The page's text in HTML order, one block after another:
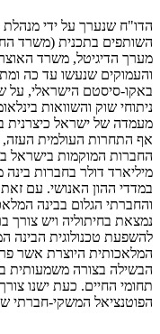
הדו"ח שנערך על ידי מנהלת
השותפים בתכנית (משרד
מערך הדיגיטל, משרד
והעמוקים שנעשו עד כה
באקו-סיסטם הישראלי, על
ניתוחי שוק והשוואות
אף התחרות העולמית העזה,
מיליארד דולר בחברות
במדדי ההון האנושי. עם
נמצאת בחיתוליה ויש
להשפעת טכנולוגית הבינה
המלאכותית היוצרת אשר
הבשילה בצורה משמעותית
תחומי החיים. כעת ישנו
הפוטנציאל המשקי-חברתי